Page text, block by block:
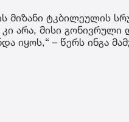
მიზანი ტკბილეულის
არა, მისი გონივრული
იყოს,“ – წერს ინგა